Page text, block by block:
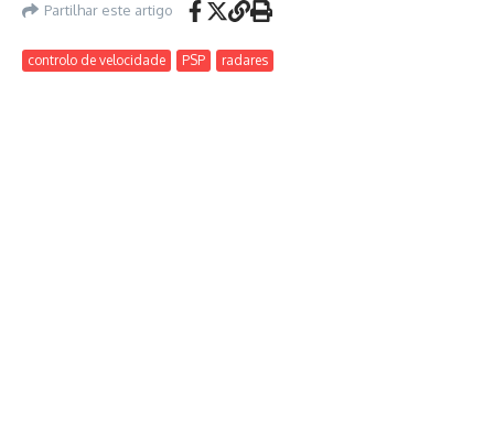
Partilhar este artigo
controlo de velocidade PSP radares